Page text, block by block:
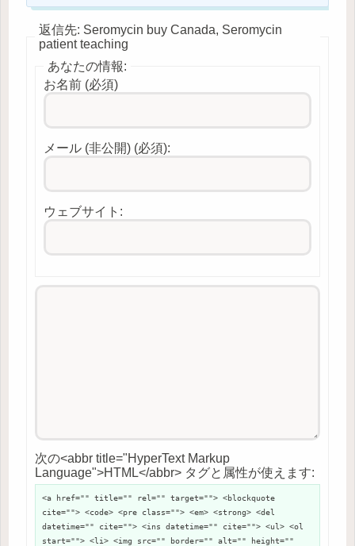
返信先: Seromycin buy Canada, Seromycin
patient teaching
あなたの情報:
お名前 (必須)
メール (非公開) (必須):
ウェブサイト:
次の<abbr title="HyperText Markup
Language">HTML</abbr> タグと属性が使えます:
<a href="" title="" rel="" target=""> <blockquote
cite=""> <code> <pre class=""> <em> <strong> <del
datetime="" cite=""> <ins datetime="" cite=""> <ul> <ol
start=""> <li> <img src="" border="" alt="" height=""